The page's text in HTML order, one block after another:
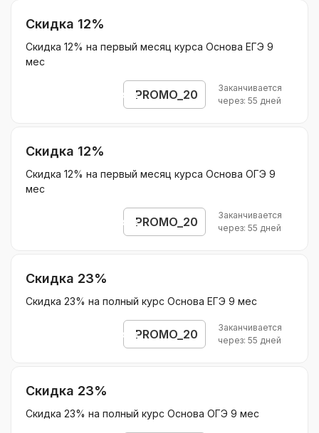
Скидка 12%
Скидка 12% на первый месяц курса Основа ЕГЭ 9
мес
PROMO_20
Открыть промокод
Заканчивается
через: 55 дней
Скидка 12%
Скидка 12% на первый месяц курса Основа ОГЭ 9
мес
PROMO_20
Открыть промокод
Заканчивается
через: 55 дней
Скидка 23%
Скидка 23% на полный курс Основа ЕГЭ 9 мес
PROMO_20
Открыть промокод
Заканчивается
через: 55 дней
Скидка 23%
Скидка 23% на полный курс Основа ОГЭ 9 мес